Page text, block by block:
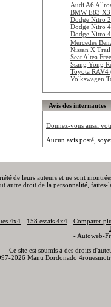
Audi A6
BMW E83
Dodge Nitro
Dodge Nitro
Dodge Nitro
Mercedes
Nissan X
Seat Altea
Ssang Yong
Toyota RAV4
Volkswagen
Avis des internautes
Donnez-vous aussi
Aucun avis posté,
de leurs auteurs et ne sont
autre droit de la personnalité,
4x4 - 158 essais 4x4 - Comparer
-
- Autoweb-
Ce site est soumis à des droits
2026 Manu Bordonado